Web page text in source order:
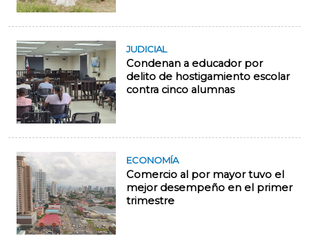
JUDICIAL
Condenan a educador por
delito de hostigamiento escolar
contra cinco alumnas
ECONOMÍA
Comercio al por mayor tuvo el
mejor desempeño en el primer
trimestre